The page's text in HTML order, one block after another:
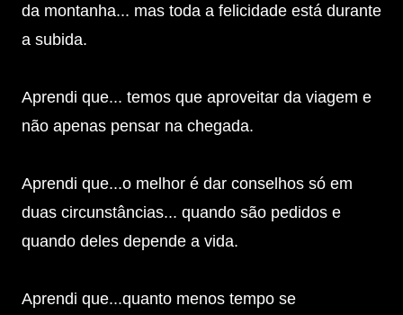
da montanha... mas toda a felicidade está durante
a subida.
Aprendi que... temos que aproveitar da viagem e
não apenas pensar na chegada.
Aprendi que...o melhor é dar conselhos só em
duas circunstâncias... quando são pedidos e
quando deles depende a vida.
Aprendi que...quanto menos tempo se